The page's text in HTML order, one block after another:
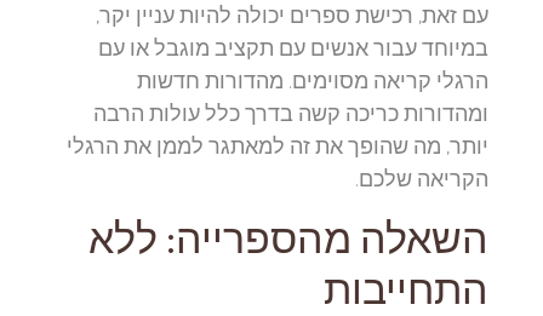
עם זאת, רכישת ספרים יכולה להיות עניין יקר,
במיוחד עבור אנשים עם תקציב מוגבל או עם
הרגלי קריאה מסוימים. מהדורות חדשות
ומהדורות כריכה קשה בדרך כלל עולות הרבה
יותר, מה שהופך את זה למאתגר לממן את הרגלי
הקריאה שלכם.
השאלה מהספרייה: ללא
התחייבות